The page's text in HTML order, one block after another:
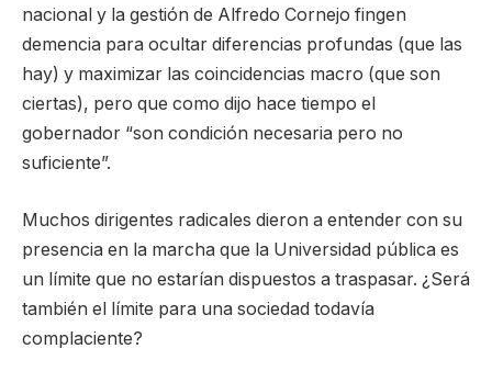
nacional y la gestión de Alfredo Cornejo fingen
demencia para ocultar diferencias profundas (que las
hay) y maximizar las coincidencias macro (que son
ciertas), pero que como dijo hace tiempo el
gobernador “son condición necesaria pero no
suficiente”.
Muchos dirigentes radicales dieron a entender con su
presencia en la marcha que la Universidad pública es
un límite que no estarían dispuestos a traspasar. ¿Será
también el límite para una sociedad todavía
complaciente?